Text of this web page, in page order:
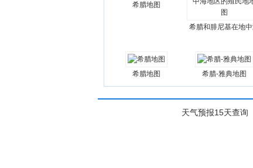
希腊地图
希腊和腓尼基在地
希腊地图 希腊-雅典地图
天气预报15天查询